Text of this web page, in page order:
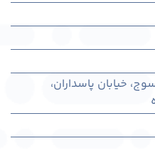
خیابان پاسداران،